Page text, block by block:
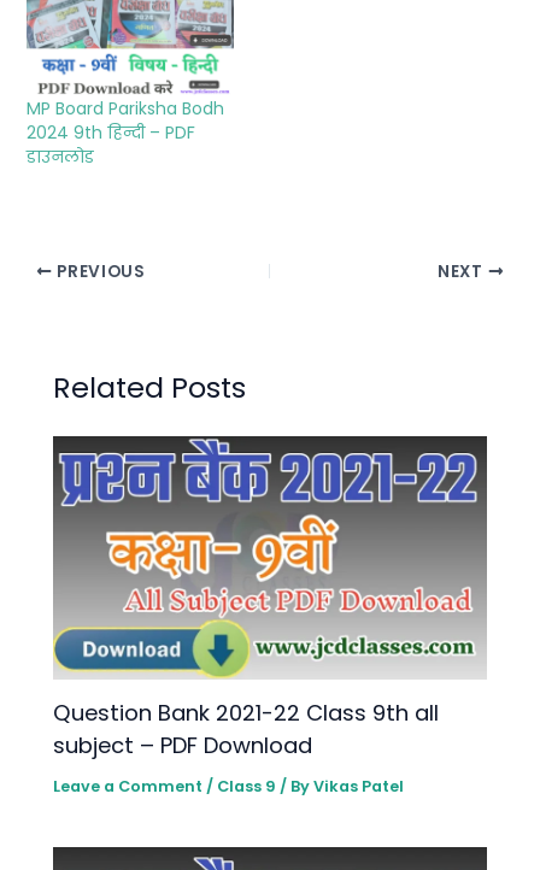
MP Board Pariksha Bodh
2024 9th हिन्दी – PDF
डाउनलोड
PREVIOUS NEXT
Related Posts
Question Bank 2021-22 Class 9th all
subject – PDF Download
Leave a Comment / Class 9 / ByVikas Patel